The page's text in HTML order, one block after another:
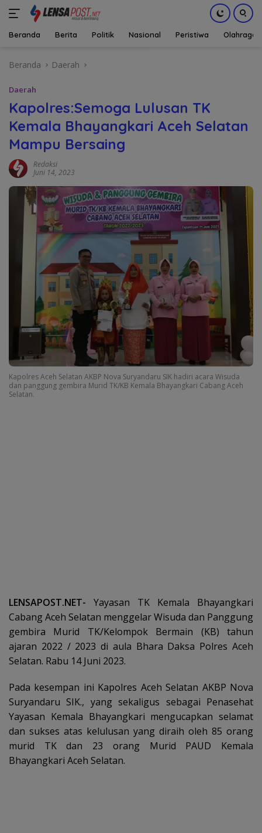
Beranda Berita Politik Nasional Peristiwa Olahraga
Beranda Daerah
Daerah
Kapolres:Semoga Lulusan TK
Kemala Bhayangkari Aceh Selatan
Mampu Bersaing
Redaksi
Juni 14, 2023
Kapolres Aceh Selatan AKBP Nova Suryandaru SIK hadiri acara Wisuda
dan panggung gembira Murid TK/KB Kemala Bhayangkari Cabang Aceh
Selatan.
LENSAPOST.NET- Yayasan TK Kemala Bhayangkari
Cabang Aceh Selatan menggelar Wisuda dan Panggung
gembira Murid TK/Kelompok Bermain (KB) tahun
ajaran 2022 / 2023 di aula Bhara Daksa Polres Aceh
Selatan. Rabu 14 Juni 2023.
Pada kesempan ini Kapolres Aceh Selatan AKBP Nova
Suryandaru SIK., yang sekaligus sebagai Penasehat
Yayasan Kemala Bhayangkari mengucapkan selamat
dan sukses atas kelulusan yang diraih oleh 85 orang
murid TK dan 23 orang Murid PAUD Kemala
Bhayangkari Aceh Selatan.